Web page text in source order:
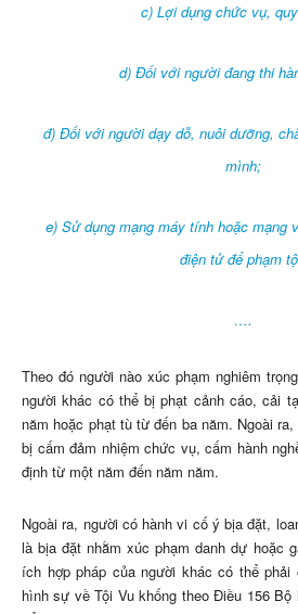
c) Lợi dụng chức vụ,
d) Đối với người đang thi
đ) Đối với người dạy dỗ, nuôi dưỡng,
mình;
e) Sử dụng mạng máy tính hoặc mạng
điện tử để phạm
….
Theo đó người nào xúc phạm nghiêm
người khác có thể bị phạt cảnh cáo, cải
năm hoặc phạt tù từ đến ba năm. Ngoài
bị cấm đảm nhiệm chức vụ, cấm hành
định từ một năm đến năm năm.
Ngoài ra, người có hành vi cố ý bịa đặt,
là bịa đặt nhằm xúc phạm danh dự hoặc
ích hợp pháp của người khác có thể
hình sự về Tội Vu khống theo Điều 156